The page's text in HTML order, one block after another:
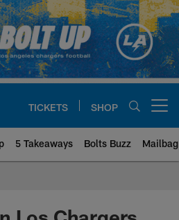
TICKETS SHOP
5 Takeaways Bolts Buzz Mailbag
Site | Los